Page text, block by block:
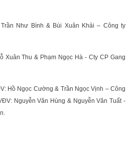
Như Bình & Bùi Xuân Khải – Công ty
Xuân Thu & Phạm Ngọc Hà - Cty CP Gang
Hồ Ngọc Cường & Trần Ngọc Vịnh – Công
Nguyễn Văn Hùng & Nguyễn Văn Tuất -